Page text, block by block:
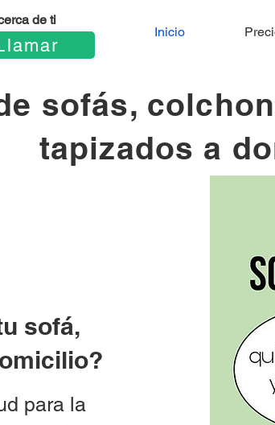
de ti
Inicio
sofás,
tapizados a
sofá,
para la